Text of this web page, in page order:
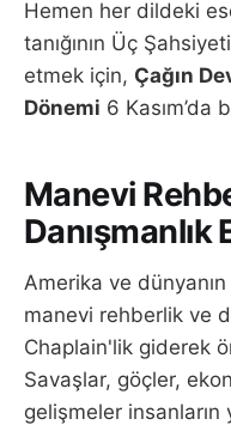
Hemen her dildeki
tanığının Üç
etmek için, Çağın
Dönemi 6 Kasım’da
Manevi
Danışmanlık
Amerika ve
manevi rehberlik ve
Chaplain'lik giderek
Savaşlar, göçler,
gelişmeler insanların